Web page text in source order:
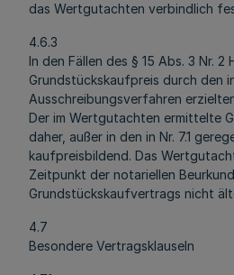
das Wertgutachten verbindlich
4.6.3
In den Fällen des § 15 Abs. 3 Nr. 2
Grundstückskaufpreis durch den
Ausschreibungsverfahren
Der im Wertgutachten ermittelte
daher, außer in den in Nr. 7.1
kaufpreisbildend. Das
Zeitpunkt der notariellen
Grundstückskaufvertrags nicht
4.7
Besondere Vertragsklauseln